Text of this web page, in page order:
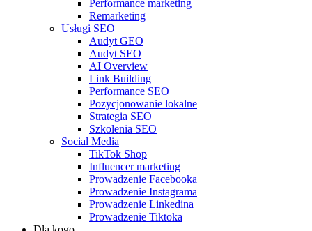
Performance marketing
Remarketing
Usługi SEO
Audyt GEO
Audyt SEO
AI Overview
Link Building
Performance SEO
Pozycjonowanie lokalne
Strategia SEO
Szkolenia SEO
Social Media
TikTok Shop
Influencer marketing
Prowadzenie Facebooka
Prowadzenie Instagrama
Prowadzenie Linkedina
Prowadzenie Tiktoka